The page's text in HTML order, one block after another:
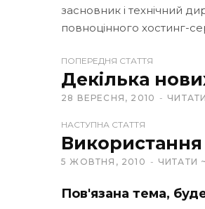
засновник і технічний
повноцінного хостинг-
W
e
b
ПОПЕРЕДНЯ СТАТТЯ
Декілька
28 ВЕРЕСНЯ, 2010
НАСТУПНА СТАТТЯ
5 ЖОВТНЯ, 2010 ЧИТАТИ
Пов'язана тема,